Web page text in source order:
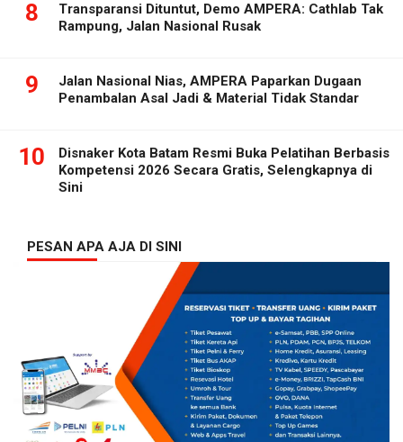
8
Transparansi Dituntut, Demo AMPERA: Cathlab Tak
Rampung, Jalan Nasional Rusak
9
Jalan Nasional Nias, AMPERA Paparkan Dugaan
Penambalan Asal Jadi & Material Tidak Standar
10
Disnaker Kota Batam Resmi Buka Pelatihan Berbasis
Kompetensi 2026 Secara Gratis, Selengkapnya di
Sini
PESAN APA AJA DI SINI